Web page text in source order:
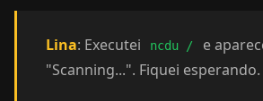
Lina: Executei ncdu /
e
"Scanning...". Fiquei esperando.